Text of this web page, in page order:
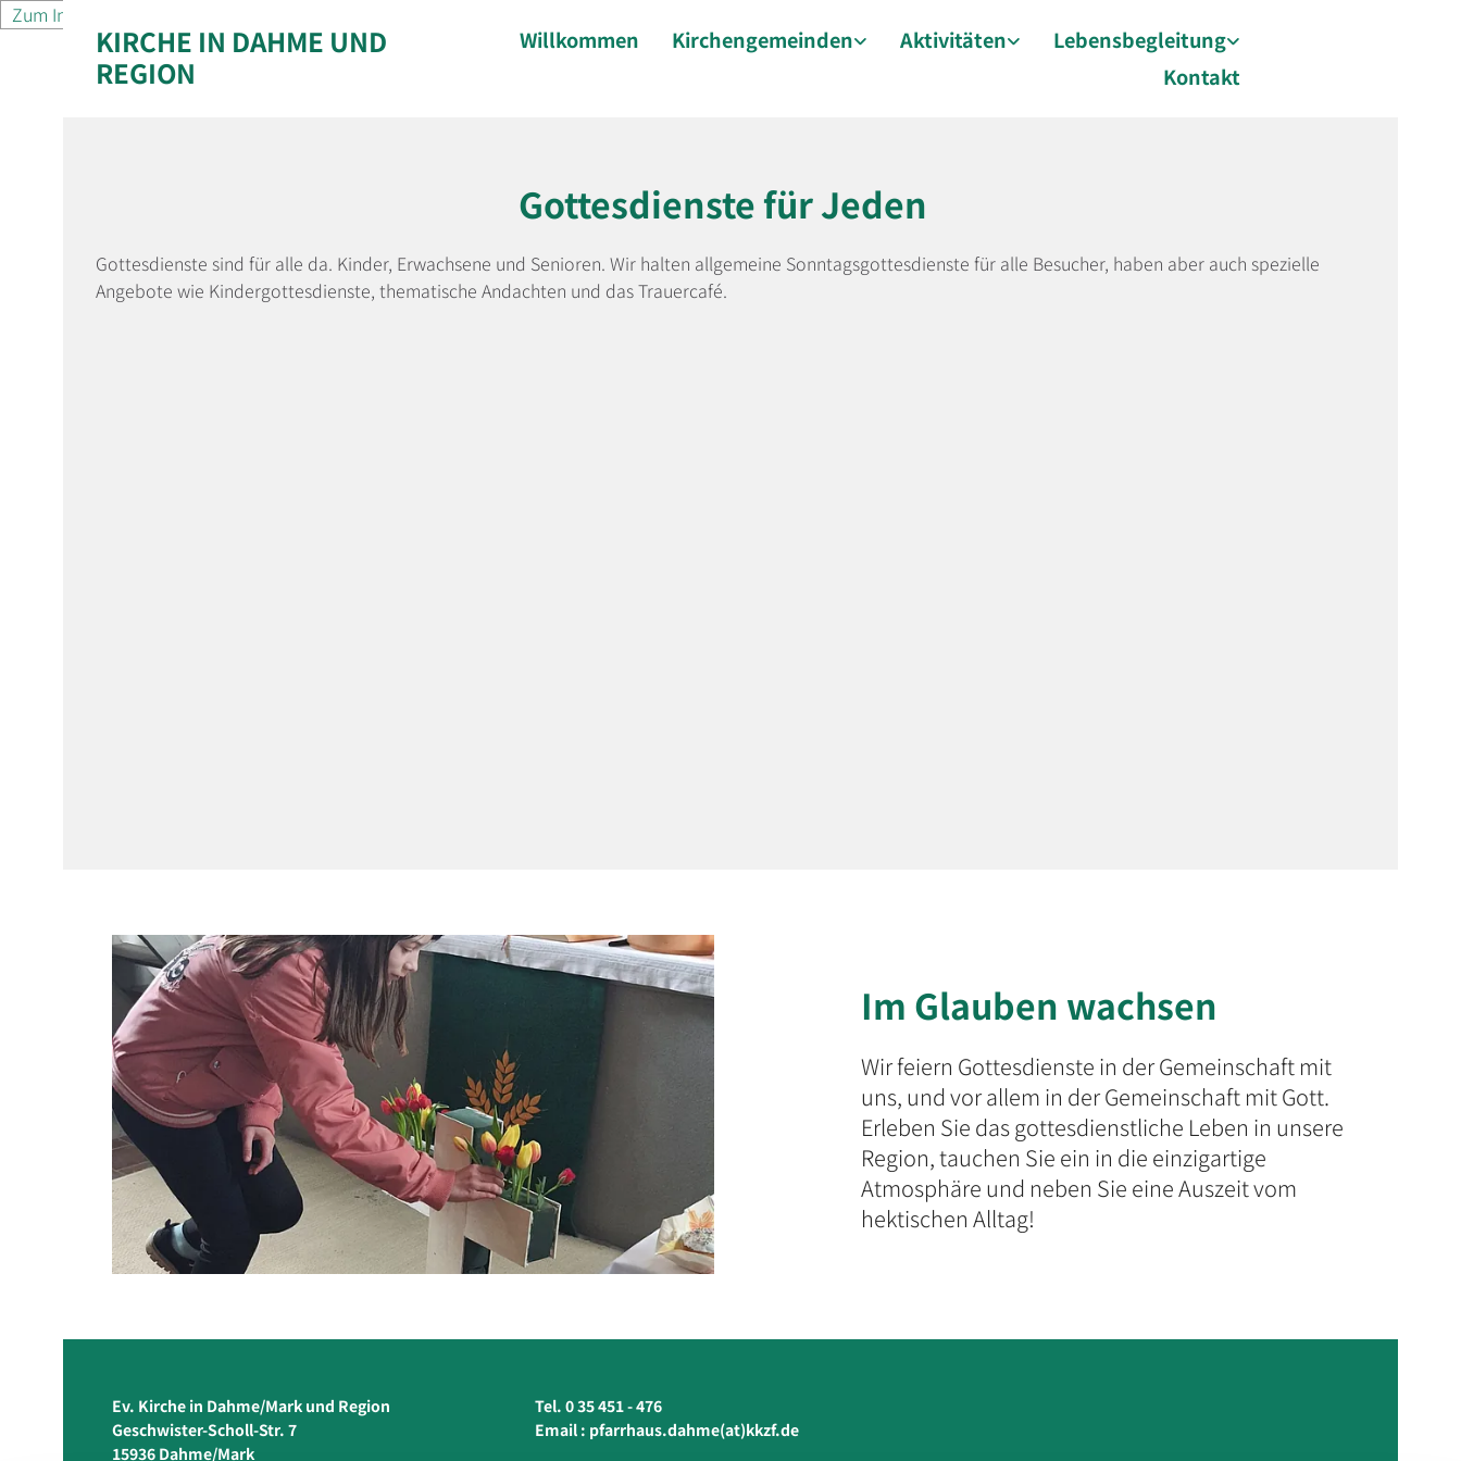
Zum Inhalt springen
KIRCHE IN DAHME UND
REGION
Willkommen Kirchengemeinden Aktivitäten
Lebensbegleitung
Kontakt
Gottesdienste für Jeden
Gottesdienste sind für alle da. Kinder, Erwachsene und Senioren. Wir halten allgemeine Sonntagsgottesdienste für alle Besucher, haben aber auch spezielle
Angebote wie Kindergottesdienste, thematische Andachten und das Trauercafé.
Im Glauben wachsen
Wir feiern Gottesdienste in der Gemeinschaft mit
uns, und vor allem in der Gemeinschaft mit Gott.
Erleben Sie das gottesdienstliche Leben in unsere
Region, tauchen Sie ein in die einzigartige
Atmosphäre und neben Sie eine Auszeit vom
hektischen Alltag!
Ev. Kirche in Dahme/Mark und Region
Geschwister-Scholl-Str. 7
15936 Dahme/Mark
Tel. 0 35 451 - 476
Email : pfarrhaus.dahme(at)kkzf.de